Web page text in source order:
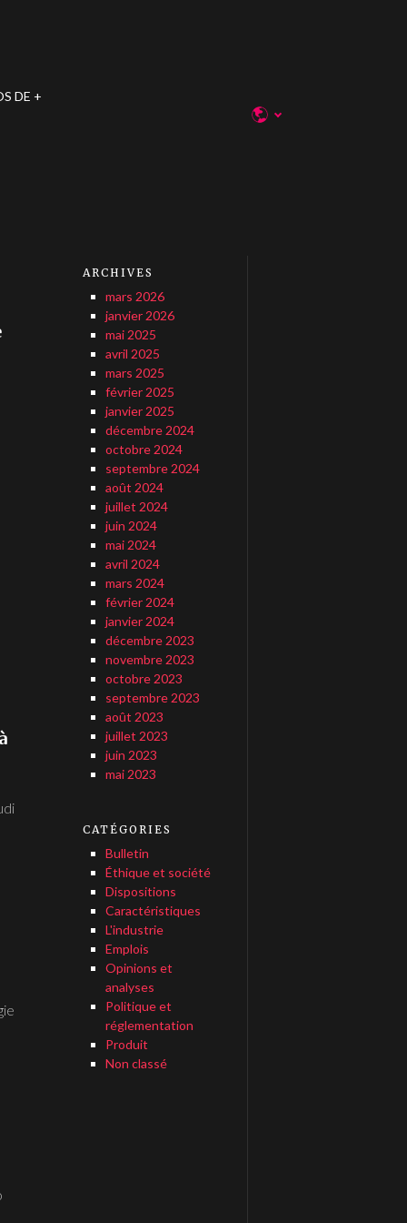
DE
ARCHIVES
mars 2026
janvier 2026
mai 2025
avril 2025
mars 2025
février 2025
janvier 2025
décembre 2024
octobre 2024
septembre 2024
août 2024
juillet 2024
juin 2024
mai 2024
avril 2024
mars 2024
février 2024
janvier 2024
décembre 2023
novembre 2023
octobre 2023
septembre 2023
août 2023
juillet 2023
juin 2023
mai 2023
CATÉGORIES
Bulletin
Éthique et société
Dispositions
Caractéristiques
L'industrie
Emplois
Opinions et
analyses
Politique et
réglementation
Produit
Non classé